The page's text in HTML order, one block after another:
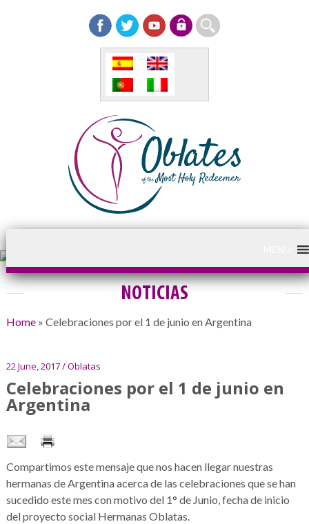
NOTICIAS
Home» Celebraciones por el 1 de junio en Argentina
22 June, 2017 / Oblatas
Celebraciones por el 1 de junio en
Argentina
Compartimos este mensaje que nos hacen llegar nuestras
hermanas de Argentina acerca de las celebraciones que se han
sucedido este mes con motivo del 1° de Junio, fecha de inicio
del proyecto social Hermanas Oblatas.